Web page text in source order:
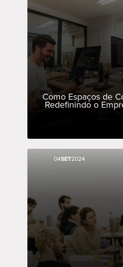
Como Espaços de
Redefinindo o
04SET2024
04SET2024